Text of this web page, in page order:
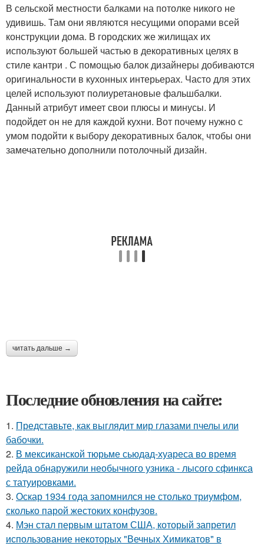
В сельской местности балками на потолке никого не
удивишь. Там они являются несущими опорами всей
конструкции дома. В городских же жилищах их
используют большей частью в декоративных целях в
стиле кантри . С помощью балок дизайнеры добиваются
оригинальности в кухонных интерьерах. Часто для этих
целей используют полиуретановые фальшбалки.
Данный атрибут имеет свои плюсы и минусы. И
подойдет он не для каждой кухни. Вот почему нужно с
умом подойти к выбору декоративных балок, чтобы они
замечательно дополнили потолочный дизайн.
читать дальше →
Последние обновления на сайте:
1. Представьте, как выглядит мир глазами пчелы или
бабочки.
2. В мексиканской тюрьме сьюдад-хуареса во время
рейда обнаружили необычного узника - лысого сфинкса
с татуировками.
3. Оскар 1934 года запомнился не столько триумфом,
сколько парой жестоких конфузов.
4. Мэн стал первым штатом США, который запретил
использование некоторых "Вечных Химикатов" в